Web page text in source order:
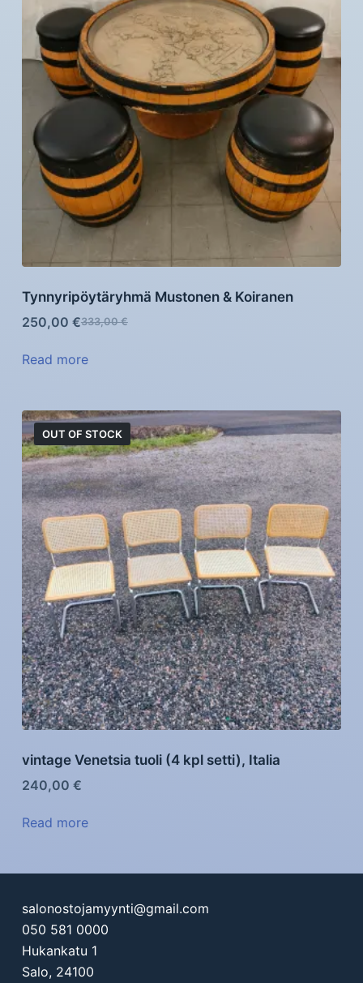
Tynnyripöytäryhmä Mustonen & Koiranen
333,00€
250,00 €
Read more
OUT OF STOCK
vintage Venetsia tuoli (4 kpl setti), Italia
240,00 €
Read more
salonostojamyynti@gmail.com
050 581 0000
Hukankatu 1
Salo, 24100